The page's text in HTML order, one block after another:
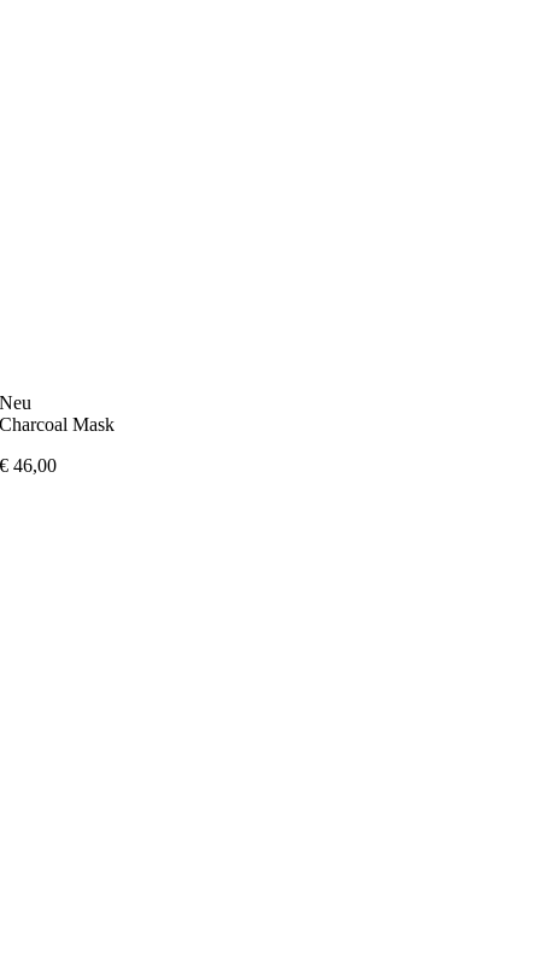
Neu
Charcoal Mask
€ 46,00